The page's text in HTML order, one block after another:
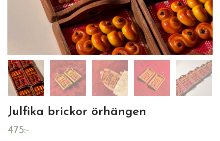
Julfika brickor örhängen
475:-